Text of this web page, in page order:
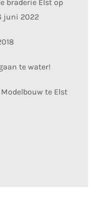
braderie Elst op
juni 2022
te water!
te Elst